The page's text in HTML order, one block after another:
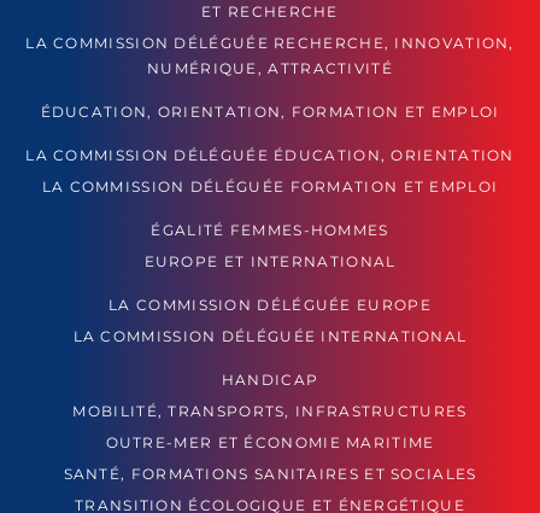
ET RECHERCHE
LA COMMISSION DÉLÉGUÉE RECHERCHE, INNOVATION,
NUMÉRIQUE, ATTRACTIVITÉ
ÉDUCATION, ORIENTATION, FORMATION ET EMPLOI
LA COMMISSION DÉLÉGUÉE ÉDUCATION, ORIENTATION
LA COMMISSION DÉLÉGUÉE FORMATION ET EMPLOI
ÉGALITÉ FEMMES-HOMMES
EUROPE ET INTERNATIONAL
LA COMMISSION DÉLÉGUÉE EUROPE
LA COMMISSION DÉLÉGUÉE INTERNATIONAL
HANDICAP
MOBILITÉ, TRANSPORTS, INFRASTRUCTURES
OUTRE-MER ET ÉCONOMIE MARITIME
SANTÉ, FORMATIONS SANITAIRES ET SOCIALES
TRANSITION ÉCOLOGIQUE ET ÉNERGÉTIQUE